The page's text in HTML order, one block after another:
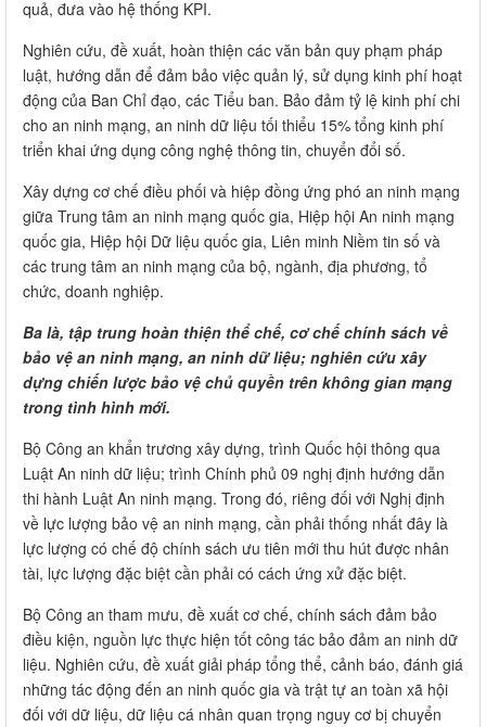
quả, đưa vào hệ thống KPI.
Nghiên cứu, đề xuất, hoàn thiện các văn bản quy phạm pháp
luật, hướng dẫn để đảm bảo việc quản lý, sử dụng kinh phí hoạt
động của Ban Chỉ đạo, các Tiểu ban. Bảo đảm tỷ lệ kinh phí chi
cho an ninh mạng, an ninh dữ liệu tối thiểu 15% tổng kinh phí
triển khai ứng dụng công nghệ thông tin, chuyển đổi số.
Xây dựng cơ chế điều phối và hiệp đồng ứng phó an ninh mạng
giữa Trung tâm an ninh mạng quốc gia, Hiệp hội An ninh mạng
quốc gia, Hiệp hội Dữ liệu quốc gia, Liên minh Niềm tin số và
các trung tâm an ninh mạng của bộ, ngành, địa phương, tổ
chức, doanh nghiệp.
Ba là, tập trung hoàn thiện thể chế, cơ chế chính sách về
bảo vệ an ninh mạng, an ninh dữ liệu; nghiên cứu xây
dựng chiến lược bảo vệ chủ quyền trên không gian mạng
trong tình hình mới.
Bộ Công an khẩn trương xây dựng, trình Quốc hội thông qua
Luật An ninh dữ liệu; trình Chính phủ 09 nghị định hướng dẫn
thi hành Luật An ninh mạng. Trong đó, riêng đối với Nghị định
về lực lượng bảo vệ an ninh mạng, cần phải thống nhất đây là
lực lượng có chế độ chính sách ưu tiên mới thu hút được nhân
tài, lực lượng đặc biệt cần phải có cách ứng xử đặc biệt.
Bộ Công an tham mưu, đề xuất cơ chế, chính sách đảm bảo
điều kiện, nguồn lực thực hiện tốt công tác bảo đảm an ninh dữ
liệu. Nghiên cứu, đề xuất giải pháp tổng thể, cảnh báo, đánh giá
những tác động đến an ninh quốc gia và trật tự an toàn xã hội
đối với dữ liệu, dữ liệu cá nhân quan trọng nguy cơ bị chuyển